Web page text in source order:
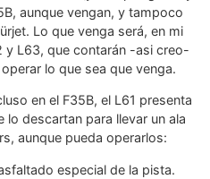
aunque vengan, y tampoco
Lo que venga será, en mi
L63, que contarán -asi creo-
lo que sea que venga.
en el F35B, el L61 presenta
lo descartan para llevar un ala
aunque pueda operarlos:
especial de la pista.